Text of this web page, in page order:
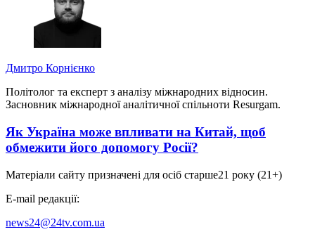
Дмитро Корнієнко
Політолог та експерт з аналізу міжнародних відносин.
Засновник міжнародної аналітичної спільноти Resurgam.
Як Україна може впливати на Китай, щоб
обмежити його допомогу Росії?
Матеріали сайту призначені для осіб старше21 року (21+)
E-mail редакції:
news24@24tv.com.ua